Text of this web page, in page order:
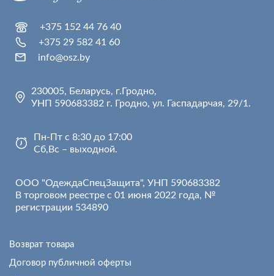
+375 152 44 76 40
+375 29 582 41 60
info@osz.by
230005, Беларусь, г.Гродно,
УНП 590683382 г. Гродно, ул. Гаспадарчая, 29/1.
Пн-Пт с 8:30 до 17:00
Сб,Вс – выходной.
ООО "ОдеждаСпецЗащита", УНП 590683382
В торговом реестре с 01 июня 2022 года, №
регистрации 534890
Возврат товара
Договор публичной оферты